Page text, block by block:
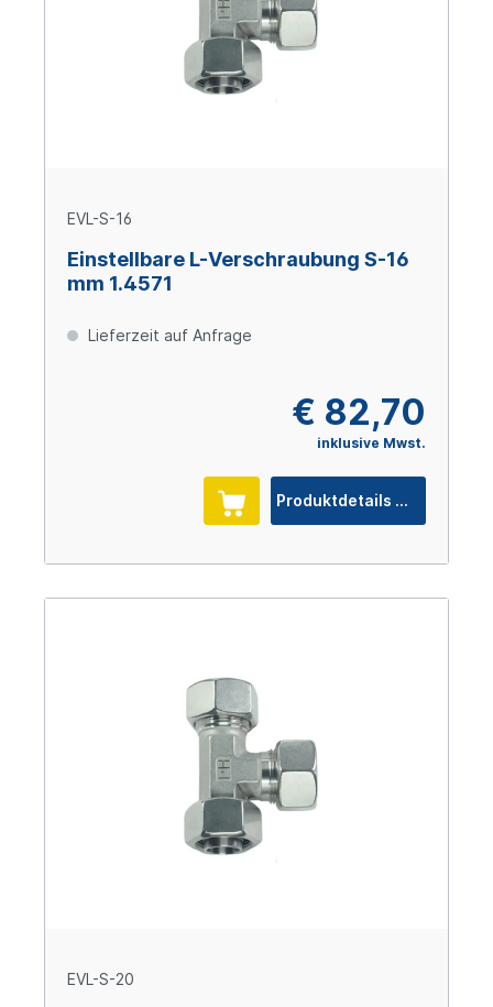
EVL-S-16
Einstellbare L-Verschraubung S-16
mm 1.4571
Lieferzeit auf Anfrage
€ 82,70
inklusive Mwst.
Produktdetails
EVL-S-20